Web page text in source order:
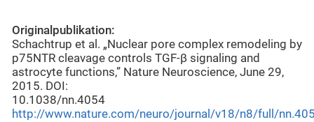
Originalpublikation:
Schachtrup et al. „Nuclear pore complex remodeling by
p75NTR cleavage controls TGF-β signaling and
astrocyte functions,” Nature Neuroscience, June 29,
2015. DOI:
10.1038/
http://www.nature.com/neuro/journal/v18/n8/full/